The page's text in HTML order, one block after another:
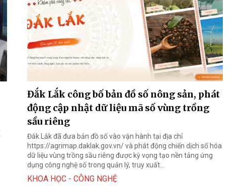
Đắk Lắk công bố bản đồ số nông sản, phát
động cập nhật dữ liệu mã số vùng trồng
sầu riêng
Đắk Lắk đã đưa bản đồ số vào vận hành tại địa chỉ
https://agrimap.daklak.gov.vn/ và phát động chiến dịch số hóa
dữ liệu vùng trồng sầu riêng được kỳ vọng tạo nền tảng ứng
dụng công nghệ số trong quản lý, truy xuất...
KHOA HỌC - CÔNG NGHỆ